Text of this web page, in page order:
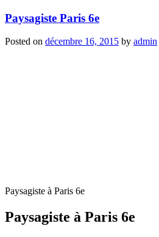
Paysagiste Paris 6e
Posted on décembre 16, 2015 by admin
Paysagiste à Paris 6e
Paysagiste à Paris 6e